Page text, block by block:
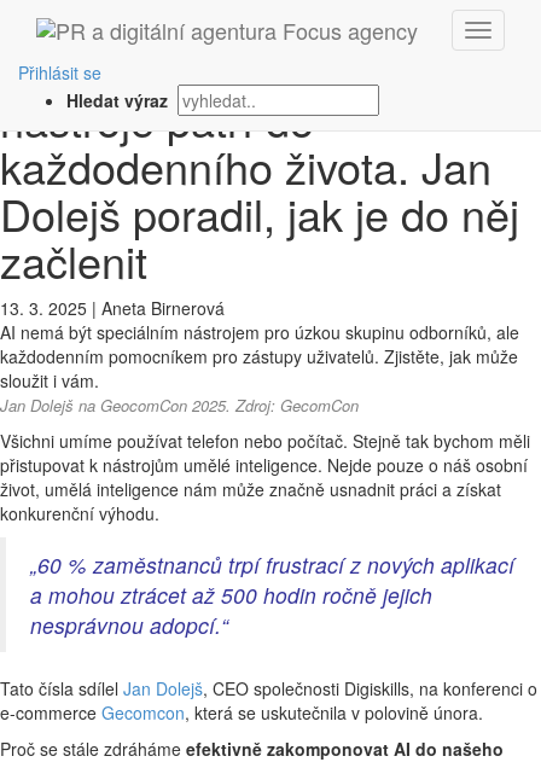
Přihlásit se
Hledat výraz
‹ Zpět
GeocomCon 2025: AI
nástroje patří do
každodenního života. Jan
Dolejš poradil, jak je do něj
začlenit
13. 3. 2025 | Aneta Birnerová
AI nemá být speciálním nástrojem pro úzkou skupinu odborníků, ale
každodenním pomocníkem pro zástupy uživatelů. Zjistěte, jak může
sloužit i vám.
Jan Dolejš na GeocomCon 2025. Zdroj: GecomCon
Všichni umíme používat telefon nebo počítač. Stejně tak bychom měli
přistupovat k nástrojům umělé inteligence. Nejde pouze o náš osobní
život, umělá inteligence nám může značně usnadnit práci a získat
konkurenční výhodu.
„60 % zaměstnanců trpí frustrací z nových aplikací
a mohou ztrácet až 500 hodin ročně jejich
nesprávnou adopcí.“
Tato čísla sdílel Jan Dolejš, CEO společnosti Digiskills, na konferenci o
e-commerce Gecomcon, která se uskutečnila v polovině února.
Proč se stále zdráháme efektivně zakomponovat AI do našeho